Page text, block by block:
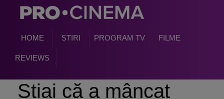
HOME STIRI PROGRAM TV FILME
REVIEWS
Știai că a mâncat